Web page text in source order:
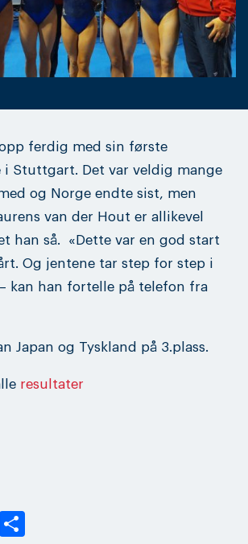
ferdig med sin første
i Stuttgart. Det var veldig mange
og Norge endte sist, men
van der Hout er allikevel
han så. «Dette var en god start
Og jentene tar step for step i
kan han fortelle på telefon fra
Japan og Tyskland på 3.plass.
resultater
Email